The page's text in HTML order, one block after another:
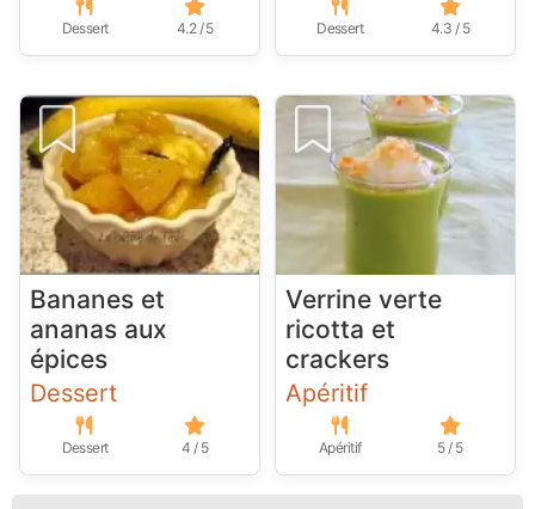
Dessert 4.2 / 5 Dessert 4.3 / 5
Bananes et
ananas aux
épices
Dessert
Dessert 4 / 5
Verrine verte
ricotta et
crackers
Apéritif
Apéritif 5 / 5